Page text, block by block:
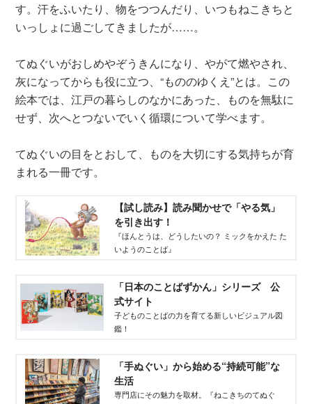
す。汗をふいたり、物をつつんだり、いつもねこきちと
いっしょに過ごしてきましたが……。
てぬぐいがおしめやぞうきんになり、やがて燃やされ、
灰になってからも役に立つ、“もののゆくえ”とは。この
絵本では、江戸の暮らしのなかにあった、ものを無駄に
せず、次へとつないでいく循環について学べます。
てぬぐいの目をとおして、ものを大切にする気持ちが育
まれる一冊です。
【試し読み】読み聞かせで「やる気」
を引き出す！
『ほんとうは、どうしたいの？ ミックをかえた た
いようのことば』
「日本のことばずかん」シリーズ 公
式サイト
子どものことばの力を育てる新しいビジュアル図
鑑！
「手ぬぐい」から始める“持続可能”な
生活
専門店にその魅力を取材。『ねこきちのてぬぐ